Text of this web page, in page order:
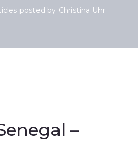
posted by Christina Uhr
–